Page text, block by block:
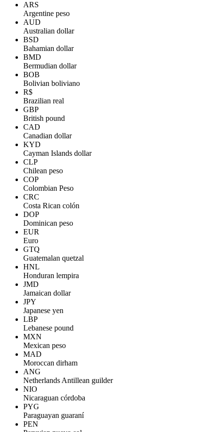
ARS
Argentine peso
AUD
Australian dollar
BSD
Bahamian dollar
BMD
Bermudian dollar
BOB
Bolivian boliviano
R$
Brazilian real
GBP
British pound
CAD
Canadian dollar
KYD
Cayman Islands dollar
CLP
Chilean peso
COP
Colombian Peso
CRC
Costa Rican colón
DOP
Dominican peso
EUR
Euro
GTQ
Guatemalan quetzal
HNL
Honduran lempira
JMD
Jamaican dollar
JPY
Japanese yen
LBP
Lebanese pound
MXN
Mexican peso
MAD
Moroccan dirham
ANG
Netherlands Antillean guilder
NIO
Nicaraguan córdoba
PYG
Paraguayan guaraní
PEN